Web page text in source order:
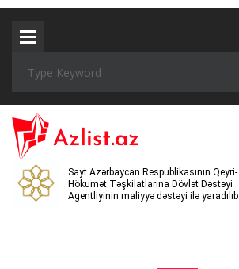
Sayt Azərbaycan Respublikasının Qeyri-
Hökumət Təşkilatlarına Dövlət Dəstəyi
Agentliyinin maliyyə dəstəyi ilə yaradılıb.